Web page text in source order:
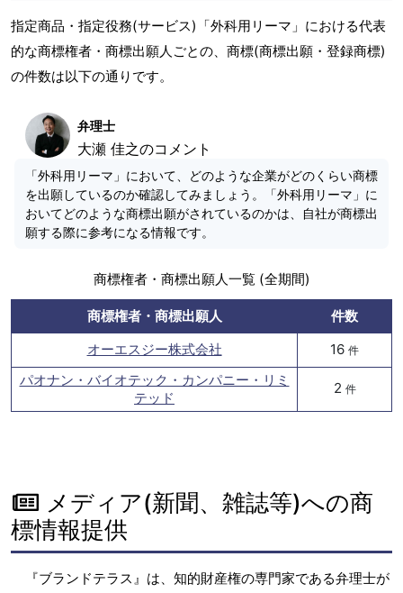
指定商品・指定役務(サービス)「外科用リーマ」における代表
的な商標権者・商標出願人ごとの、商標(商標出願・登録商標)
の件数は以下の通りです。
弁理士
大瀬 佳之のコメント
「外科用リーマ」において、どのような企業がどのくらい商標
を出願しているのか確認してみましょう。「外科用リーマ」に
おいてどのような商標出願がされているのかは、自社が商標出
願する際に参考になる情報です。
商標権者・商標出願人一覧 (全期間)
商標権者・商標出願人
件数
オーエスジー株式会社
16 件
パオナン・バイオテック・カンパニー・リミ
テッド
2 件
メディア(新聞、雑誌等)への商
標情報提供
『ブランドテラス』は、知的財産権の専門家である弁理士が